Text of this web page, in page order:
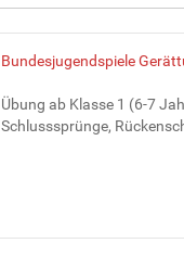
Bundesjugendspiele
Übung ab Klasse 1 (6-7
Schlusssprünge,